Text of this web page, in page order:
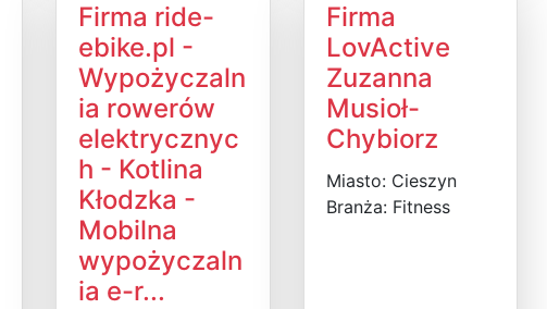
Firma ride-
ebike.pl -
Wypożyczaln
ia rowerów
elektrycznyc
h - Kotlina
Kłodzka -
Mobilna
wypożyczaln
ia e-r...
Firma
LovActive
Zuzanna
Musioł-
Chybiorz
Miasto: Cieszyn
Branża: Fitness